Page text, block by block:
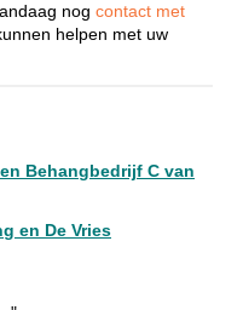
nog contact met
helpen met uw
Behangbedrijf C van
en De Vries